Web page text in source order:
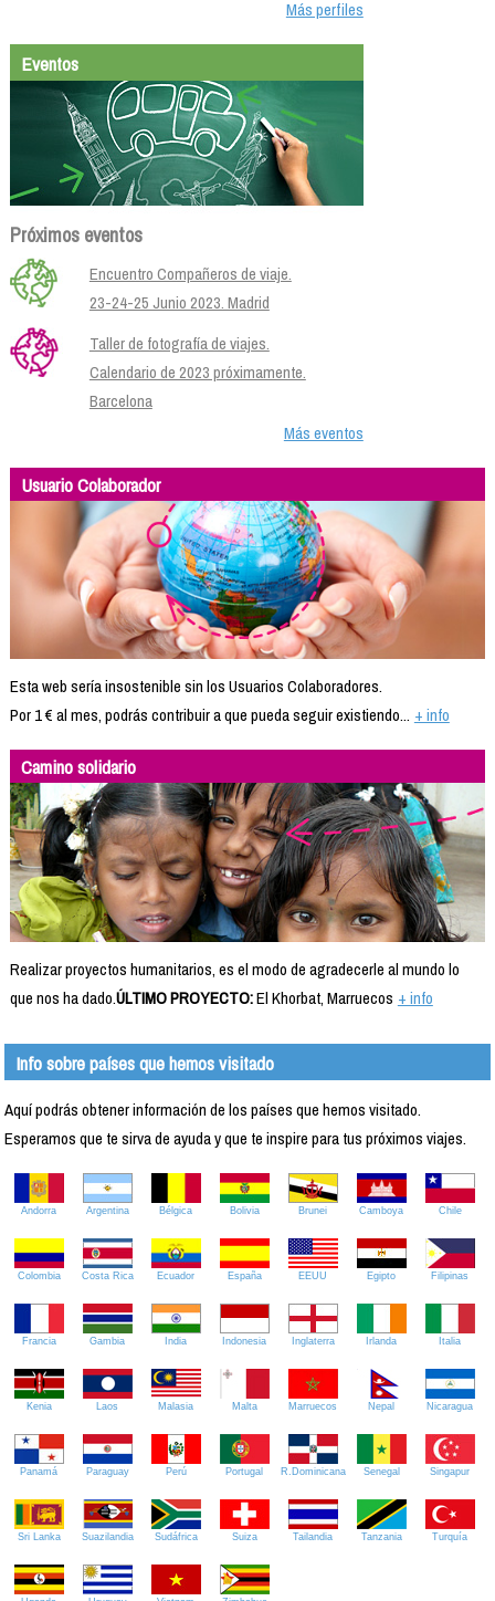
Más perfiles
Eventos
Próximos eventos
Encuentro Compañeros de viaje.
23-24-25 Junio 2023. Madrid
Taller de fotografía de viajes.
Calendario de 2023 próximamente.
Barcelona
Más eventos
Usuario Colaborador
Esta web sería insostenible sin los Usuarios Colaboradores.
Por 1 € al mes, podrás contribuir a que pueda seguir existiendo... + info
Camino solidario
Realizar proyectos humanitarios, es el modo de agradecerle al mundo lo
que nos ha dado.ÚLTIMO PROYECTO:El Khorbat, Marruecos + info
Info sobre países que hemos visitado
Aquí podrás obtener información de los países que hemos visitado.
Esperamos que te sirva de ayuda y que te inspire para tus próximos viajes.
Andorra Argentina Bélgica Bolivia Brunei Camboya Chile
Colombia Costa Rica Ecuador España EEUU Egipto Filipinas
Francia Gambia India Indonesia Inglaterra Irlanda Italia
Kenia Laos Malasia Malta Marruecos Nepal Nicaragua
Panamá Paraguay Perú Portugal R.Dominicana Senegal Singapur
Sri Lanka Suazilandia Sudáfrica Suiza Tailandia Tanzania Turquía